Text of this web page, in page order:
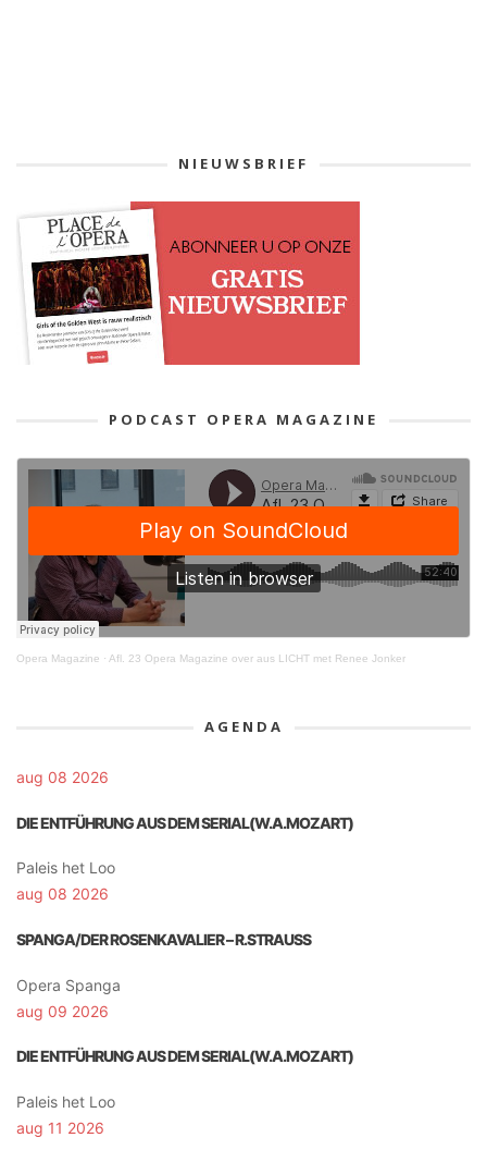
NIEUWSBRIEF
PODCAST OPERA MAGAZINE
Opera Magazine · Afl. 23 Opera Magazine over aus LICHT met Renee Jonker
AGENDA
aug 08 2026
DIE ENTFÜHRUNG AUS DEM SERIAL(W.A.MOZART)
Paleis het Loo
aug 08 2026
SPANGA/DER ROSENKAVALIER – R.STRAUSS
Opera Spanga
aug 09 2026
DIE ENTFÜHRUNG AUS DEM SERIAL(W.A.MOZART)
Paleis het Loo
aug 11 2026